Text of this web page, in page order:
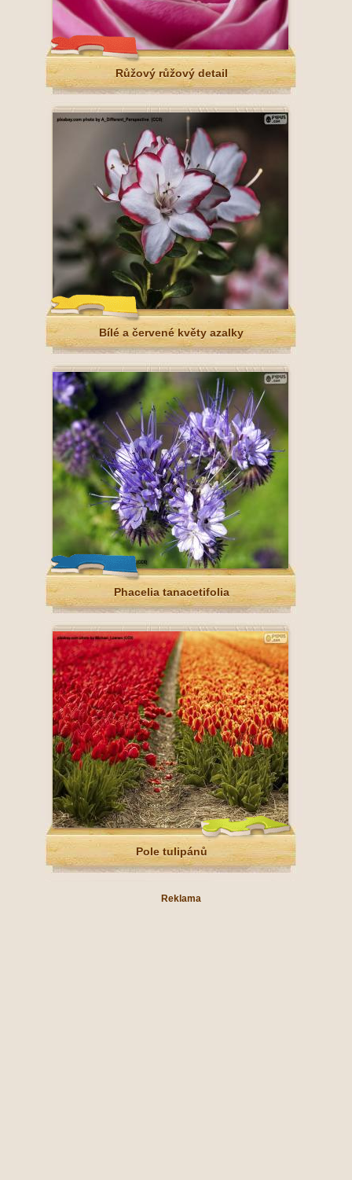
Růžový růžový detail
Bílé a červené květy azalky
Phacelia tanacetifolia
Pole tulipánů
Reklama